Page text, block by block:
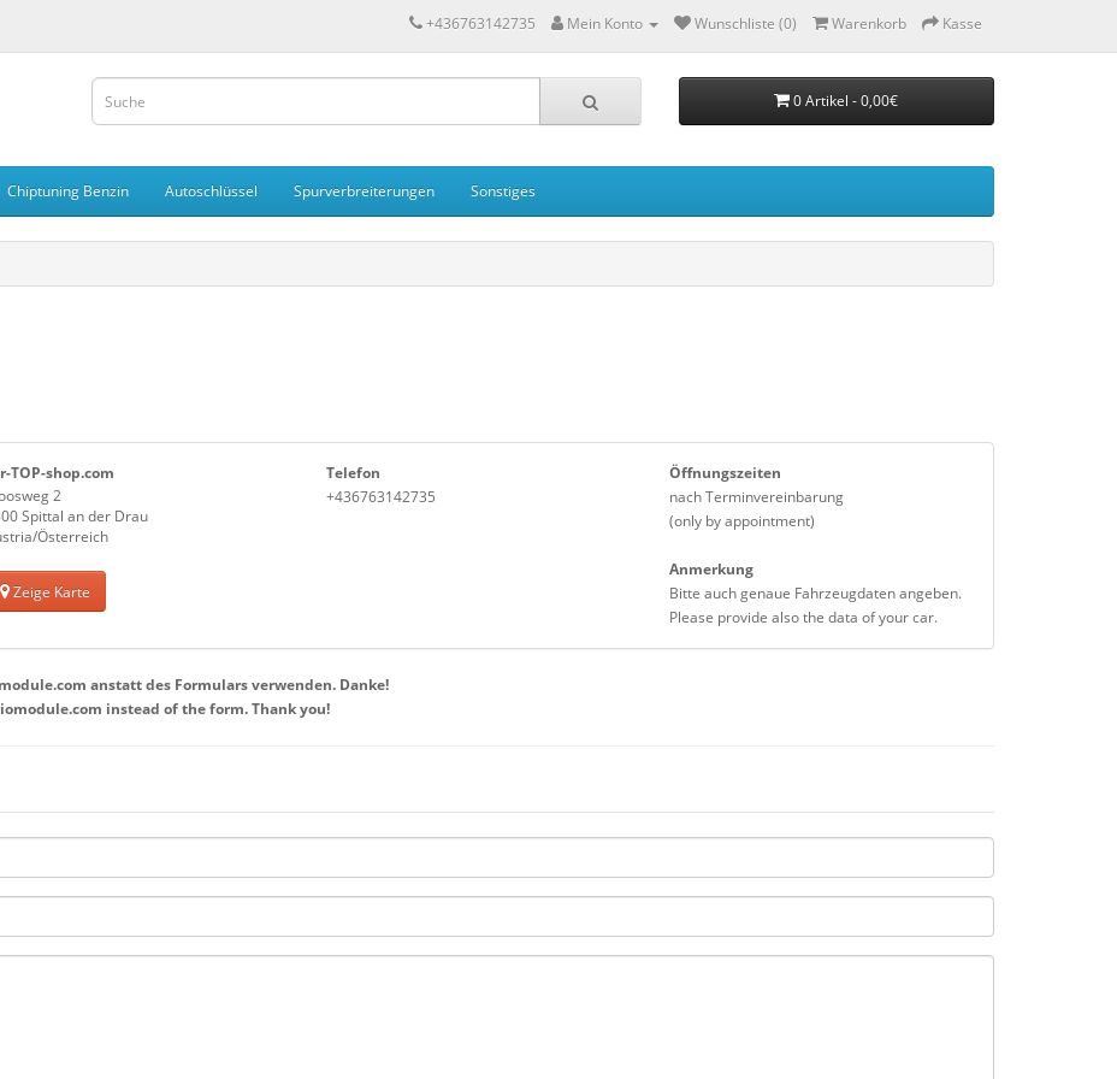
+436763142735 Mein Konto Wunschliste (0) Warenkorb Kasse
0 Artikel - 0,00€
Chiptuning Benzin Autoschlüssel Spurverbreiterungen Sonstiges
TOP-shop.com
2
Spittal an der Drau
Österreich
Zeige Karte
Telefon
+436763142735
Öffnungszeiten
nach Terminvereinbarung
(only by appointment)
Anmerkung
Bitte auch genaue Fahrzeugdaten angeben.
Please provide also the data of your car.
anstatt des Formulars verwenden. Danke!
instead of the form. Thank you!